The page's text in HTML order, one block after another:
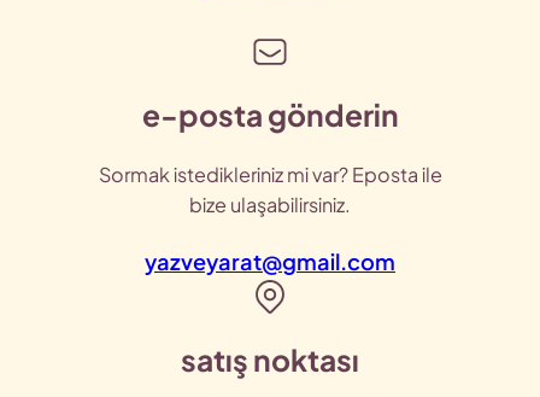
e-posta gönderin
Sormak istedikleriniz mi var? Eposta ile
bize ulaşabilirsiniz.
yazveyarat@gmail.com
satış noktası